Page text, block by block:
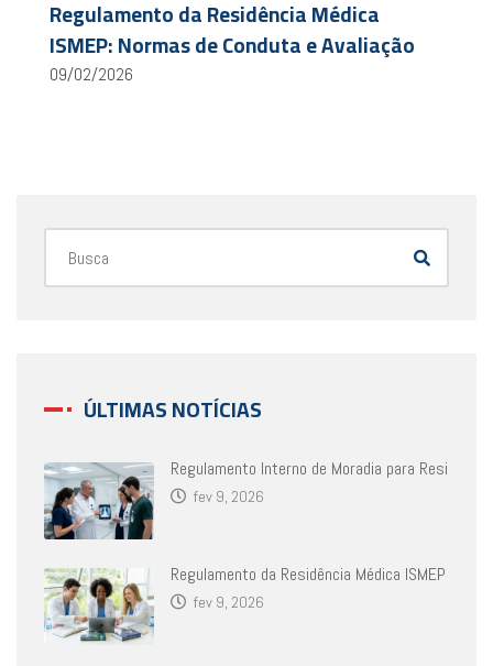
Regulamento da Residência Médica
ISMEP: Normas de Conduta e Avaliação
09/02/2026
ÚLTIMAS NOTÍCIAS
Regulamento Interno de Moradia para Resi
fev 9, 2026
Regulamento da Residência Médica ISMEP
fev 9, 2026